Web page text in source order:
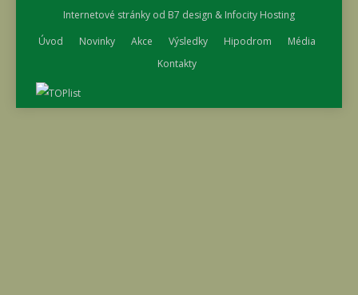
Internetové stránky od B7 design & Infocity Hosting
Úvod
Novinky Akce Výsledky Hipodrom
Média
Kontakty